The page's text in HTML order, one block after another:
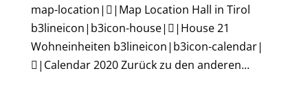
map-location||Map Location Hall in Tirol
b3lineicon|b3icon-house||House 21
Wohneinheiten b3lineicon|b3icon-calendar|
|Calendar 2020 Zurück zu den anderen...